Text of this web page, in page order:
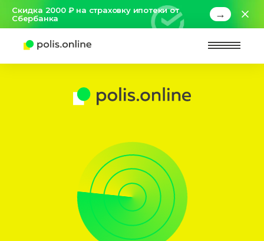
Скидка 2000 ₽ на страховку ипотеки от
Сбербанка
→